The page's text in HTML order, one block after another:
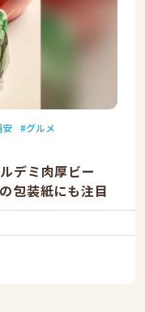
安
グルメ
デミ肉厚ビー
包装紙にも注目